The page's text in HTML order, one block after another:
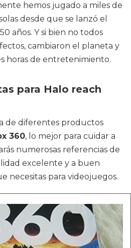
hemos jugado a miles de
desde que se lanzó el
años. Y si bien no todos
cambiaron el planeta y
horas de entretenimiento.
para Halo reach
de diferentes productos
360, lo mejor para cuidar a
numerosas referencias de
excelente y a buen
necesitas para videojuegos.